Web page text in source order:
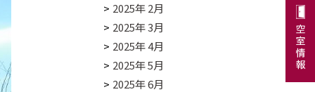
2025年 2月
2025年 3月
2025年 4月
2025年 5月
2025年 6月